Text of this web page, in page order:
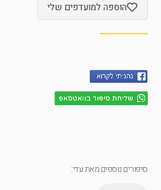
הוספה למועדפים שלי
סיפורים נוספים מאת עדי: